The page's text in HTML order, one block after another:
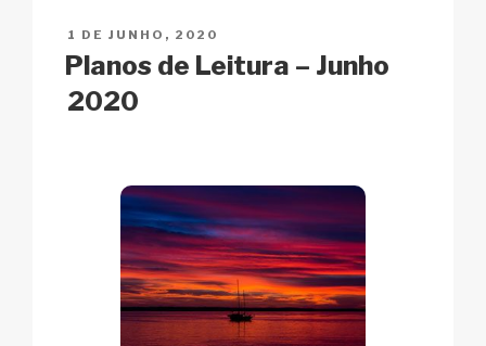
PUBLICADO
EM
1 DE JUNHO, 2020
Planos de Leitura – Junho
2020